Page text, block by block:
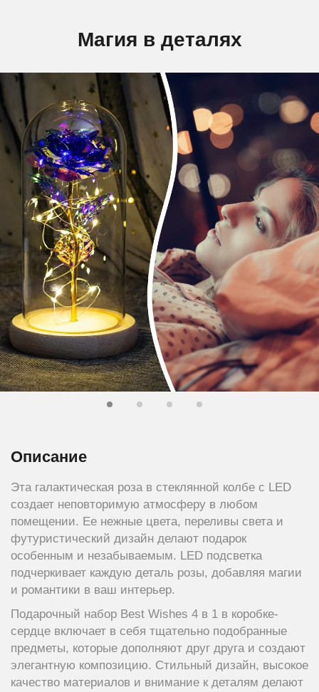
Магия в деталях
Описание
Эта галактическая роза в стеклянной колбе с LED
создает неповторимую атмосферу в любом
помещении. Ее нежные цвета, переливы света и
футуристический дизайн делают подарок
особенным и незабываемым. LED подсветка
подчеркивает каждую деталь розы, добавляя магии
и романтики в ваш интерьер.
Подарочный набор Best Wishes 4 в 1 в коробке-
сердце включает в себя тщательно подобранные
предметы, которые дополняют друг друга и создают
элегантную композицию. Стильный дизайн, высокое
качество материалов и внимание к деталям делают